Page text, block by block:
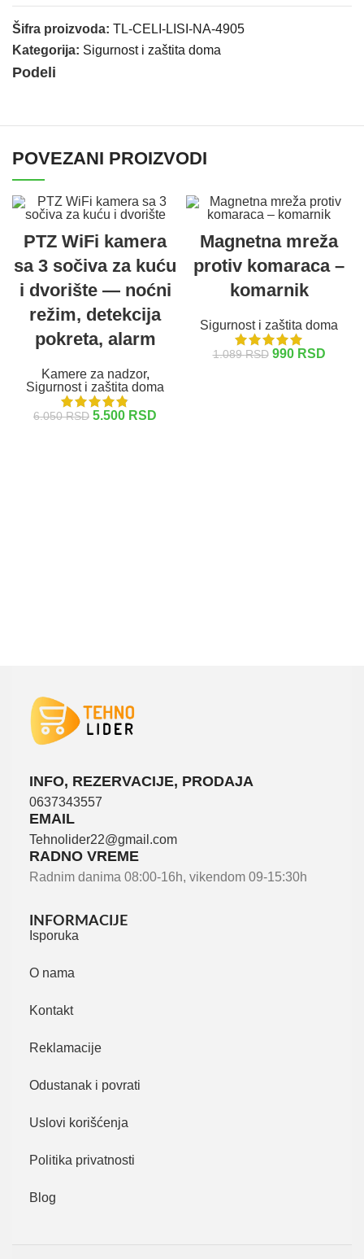
Šifra proizvoda: TL-CELI-LISI-NA-4905
Kategorija: Sigurnost i zaštita doma
Podeli
POVEZANI PROIZVODI
PTZ WiFi kamera
sa 3 sočiva za kuću
i dvorište — noćni
režim, detekcija
pokreta, alarm
Kamere za nadzor,
Sigurnost i zaštita doma
6.050RSD 5.500 RSD
Magnetna mreža
protiv komaraca –
komarnik
Sigurnost i zaštita doma
1.089RSD 990 RSD
INFO, REZERVACIJE, PRODAJA
0637343557
EMAIL
Tehnolider22@gmail.com
RADNO VREME
Radnim danima 08:00-16h, vikendom 09-15:30h
INFORMACIJE
Isporuka
O nama
Kontakt
Reklamacije
Odustanak i povrati
Uslovi korišćenja
Politika privatnosti
Blog